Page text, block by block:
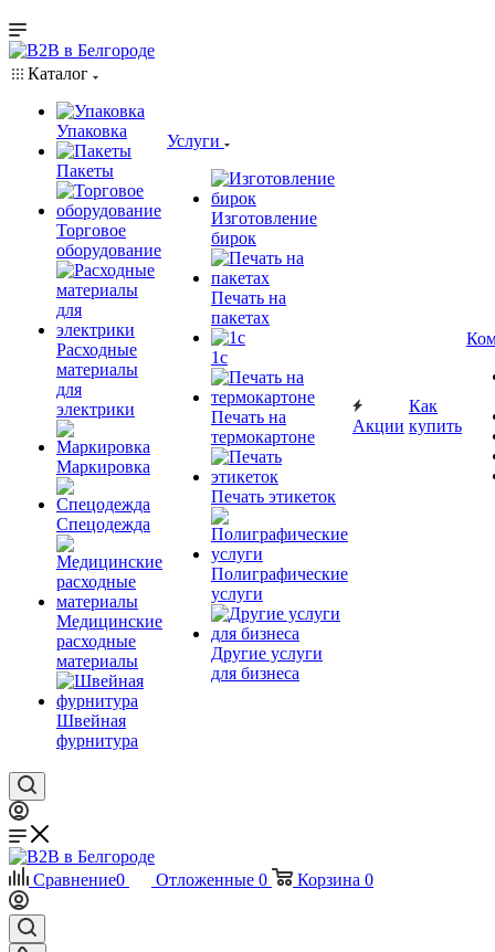
Каталог
Упаковка
Пакеты
Торговое
оборудование
Расходные
материалы
для
электрики
Маркировка
Спецодежда
Медицинские
расходные
материалы
Швейная
фурнитура
Услуги
Изготовление
бирок
Печать на
пакетах
1c
Печать на
термокартоне
Печать этикеток
Полиграфические
услуги
Другие услуги
для бизнеса
Акции
Как
купить
Сравнение0 Отложенные 0 Корзина 0